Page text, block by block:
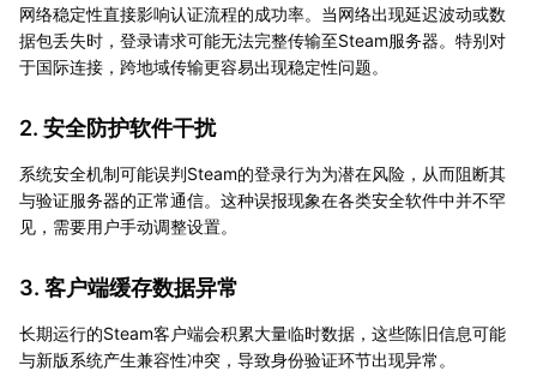
网络稳定性直接影响认证流程的成功率。当网络出现延迟波动或数
据包丢失时，登录请求可能无法完整传输至Steam服务器。特别对
于国际连接，跨地域传输更容易出现稳定性问题。
2. 安全防护软件干扰
系统安全机制可能误判Steam的登录行为为潜在风险，从而阻断其
与验证服务器的正常通信。这种误报现象在各类安全软件中并不罕
见，需要用户手动调整设置。
3. 客户端缓存数据异常
长期运行的Steam客户端会积累大量临时数据，这些陈旧信息可能
与新版系统产生兼容性冲突，导致身份验证环节出现异常。